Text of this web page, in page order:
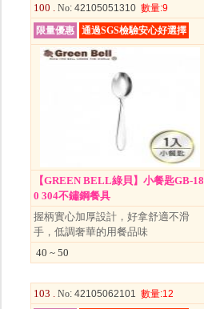
100 . No: 42105051310 數量:9
限量優惠
通過SGS檢驗安心好選擇
【GREEN BELL綠貝】小餐匙GB-18
0 304不鏽鋼餐具
握柄實心加厚設計，好拿舒適不滑
手，低調奢華的用餐品味
40 ~ 50
103 . No: 42105062101 數量:12